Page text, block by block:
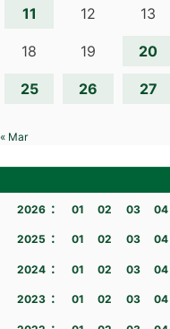
11 12 13
18 19 20
25 26 27
« Mar
2026 : 01 02 03 04
2025 : 01 02 03 04
2024 : 01 02 03 04
2023 : 01 02 03 04